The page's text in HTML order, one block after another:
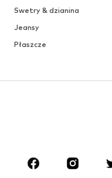
Swetry & dzianina
Jeansy
Płaszcze
Spódnice
Akcesoria